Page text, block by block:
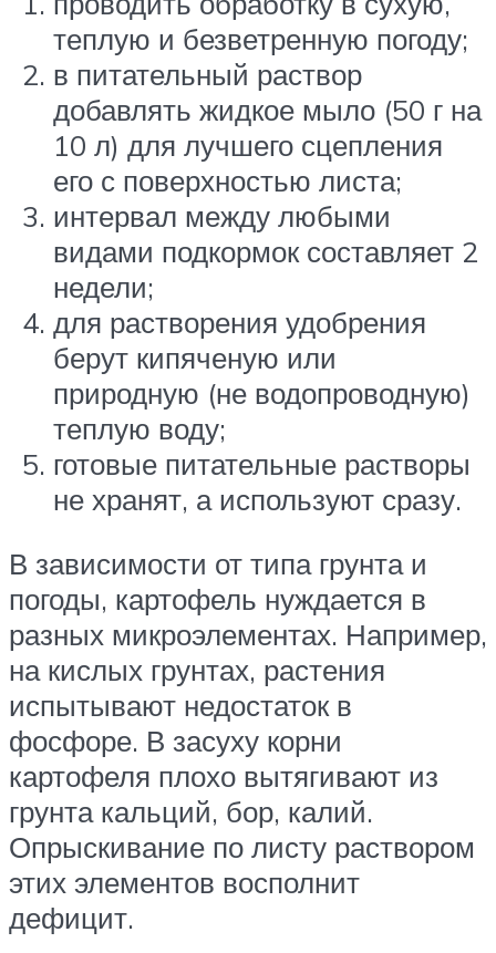
теплую и безветренную погоду;
в питательный раствор
добавлять жидкое мыло (50 г на
10 л) для лучшего сцепления
его с поверхностью листа;
интервал между любыми
видами подкормок составляет 2
недели;
для растворения удобрения
берут кипяченую или
природную (не водопроводную)
теплую воду;
готовые питательные растворы
не хранят, а используют сразу.
В зависимости от типа грунта и
погоды, картофель нуждается в
разных микроэлементах. Например,
на кислых грунтах, растения
испытывают недостаток в
фосфоре. В засуху корни
картофеля плохо вытягивают из
грунта кальций, бор, калий.
Опрыскивание по листу раствором
этих элементов восполнит
дефицит.